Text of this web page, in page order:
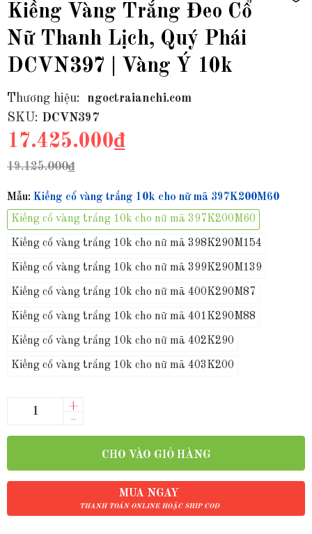
Kiềng Vàng Trắng Đeo Cổ
Nữ Thanh Lịch, Quý Phái
DCVN397 | Vàng Ý 10k
Thương hiệu:
ngoctraianchi.com
SKU: DCVN397
17.425.000₫
19.125.000₫
Mẫu: Kiềng cổ vàng trắng 10k cho nữ mã 397K200M60
Kiềng cổ vàng trắng 10k cho nữ mã 397K200M60
Kiềng cổ vàng trắng 10k cho nữ mã 398K290M154
Kiềng cổ vàng trắng 10k cho nữ mã 399K290M139
Kiềng cổ vàng trắng 10k cho nữ mã 400K290M87
Kiềng cổ vàng trắng 10k cho nữ mã 401K290M88
Kiềng cổ vàng trắng 10k cho nữ mã 402K290
Kiềng cổ vàng trắng 10k cho nữ mã 403K200
–
+
CHO VÀO GIỎ HÀNG
MUA NGAY
THANH TOÁN ONLINE HOẶC SHIP COD